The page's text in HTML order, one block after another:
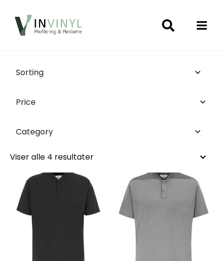
Sorting
Price
Category
Viser alle 4 resultater